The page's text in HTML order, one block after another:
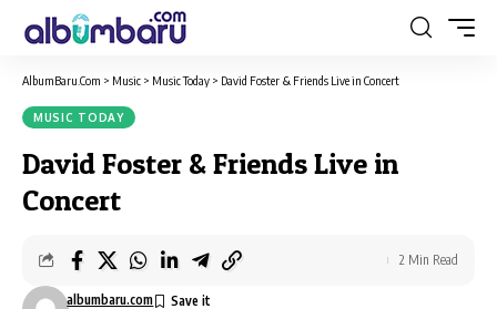
AlbumBaru.Com > Music > Music Today > David Foster & Friends Live in Concert
MUSIC TODAY
David Foster & Friends Live in
Concert
albumbaru.com
2 Min Read